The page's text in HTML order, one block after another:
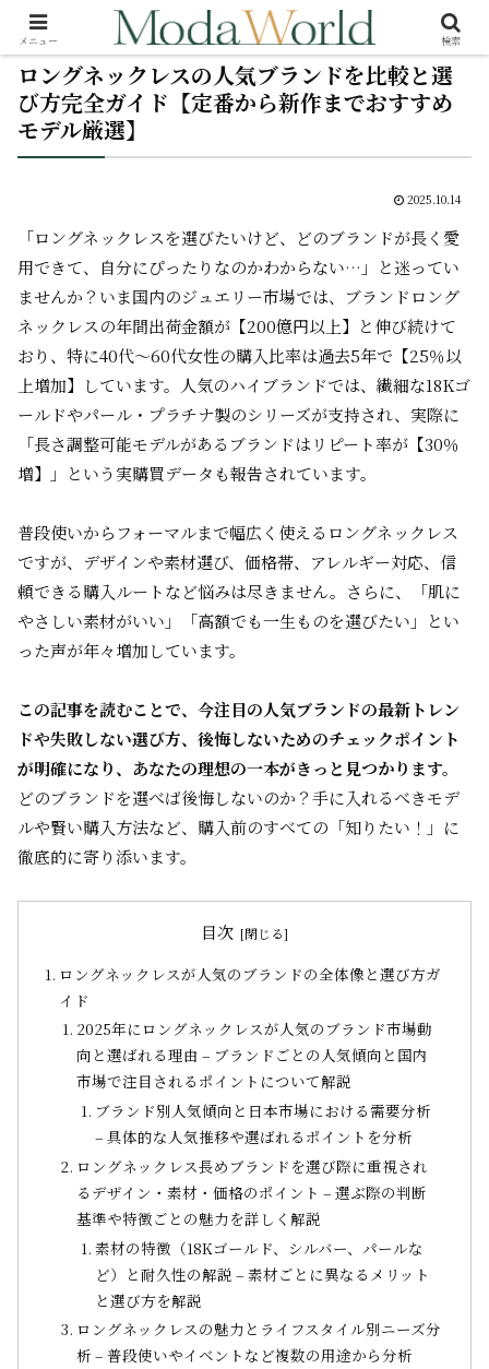
ロングネックレスの人気ブランドを比較と選
び方完全ガイド【定番から新作までおすすめ
モデル厳選】
2025.10.14
「ロングネックレスを選びたいけど、どのブランドが長く愛
用できて、自分にぴったりなのかわからない…」と迷ってい
ませんか？いま国内のジュエリー市場では、ブランドロング
ネックレスの年間出荷金額が【200億円以上】と伸び続けて
おり、特に40代～60代女性の購入比率は過去5年で【25％以
上増加】しています。人気のハイブランドでは、繊細な18Kゴ
ールドやパール・プラチナ製のシリーズが支持され、実際に
「長さ調整可能モデルがあるブランドはリピート率が【30％
増】」という実購買データも報告されています。
普段使いからフォーマルまで幅広く使えるロングネックレス
ですが、デザインや素材選び、価格帯、アレルギー対応、信
頼できる購入ルートなど悩みは尽きません。さらに、「肌に
やさしい素材がいい」「高額でも一生ものを選びたい」とい
った声が年々増加しています。
この記事を読むことで、今注目の人気ブランドの最新トレン
ドや失敗しない選び方、後悔しないためのチェックポイント
が明確になり、あなたの理想の一本がきっと見つかります。
どのブランドを選べば後悔しないのか？手に入れるべきモデ
ルや賢い購入方法など、購入前のすべての「知りたい！」に
徹底的に寄り添います。
目次
ロングネックレスが人気のブランドの全体像と選び方ガ
イド
2025年にロングネックレスが人気のブランド市場動
向と選ばれる理由 – ブランドごとの人気傾向と国内
市場で注目されるポイントについて解説
ブランド別人気傾向と日本市場における需要分析
– 具体的な人気推移や選ばれるポイントを分析
ロングネックレス長めブランドを選び際に重視され
るデザイン・素材・価格のポイント – 選ぶ際の判断
基準や特徴ごとの魅力を詳しく解説
素材の特徴（18Kゴールド、シルバー、パールな
ど）と耐久性の解説 – 素材ごとに異なるメリット
と選び方を解説
ロングネックレスの魅力とライフスタイル別ニーズ分
析 – 普段使いやイベントなど複数の用途から分析
メニュー 検索